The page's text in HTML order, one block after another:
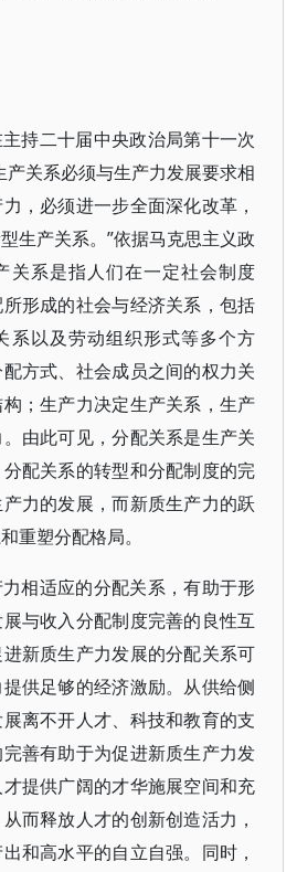
持二十届中央政治局第十一次
产关系必须与生产力发展要求相
，必须进一步全面深化改革，
生产关系。”依据马克思主义政
关系是指人们在一定社会制度
形成的社会与经济关系，包括
系以及劳动组织形式等多个方
方式、社会成员之间的权力关
；生产力决定生产关系，生产
由此可见，分配关系是生产关
配关系的转型和分配制度的完
力的发展，而新质生产力的跃
重塑分配格局。
相适应的分配关系，有助于形
与收入分配制度完善的良性互
新质生产力发展的分配关系可
供足够的经济激励。从供给侧
离不开人才、科技和教育的支
善有助于为促进新质生产力发
提供广阔的才华施展空间和充
而释放人才的创新创造活力，
和高水平的自立自强。同时，